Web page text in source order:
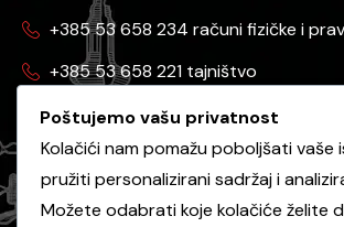
+385 53 658 234 računi fizičke i
+385 53 658 221 tajništvo
+385 53 658 130 javna nabava
Korisni linkovi
Poštujemo vašu privatnost
Kolačići nam pomažu poboljšati vaše
pružiti personalizirani sadržaj i
Možete odabrati koje kolačiće želite